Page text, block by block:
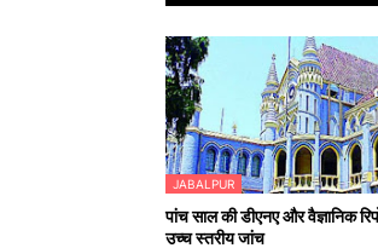
JABALPUR
पांच साल की डीएनए और वैज्ञानिक
उच्च स्तरीय जांच